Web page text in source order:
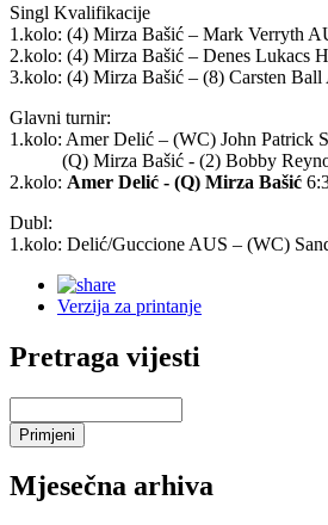
Singl Kvalifikacije
1.kolo: (4) Mirza Bašić – Mark Verryth
2.kolo: (4) Mirza Bašić – Denes Lukacs
3.kolo: (4) Mirza Bašić – (8) Carsten
Glavni turnir:
1.kolo: Amer Delić – (WC) John Patrick
(Q) Mirza Bašić - (2) Bobby
2.kolo: Amer Delić - (Q) Mirza Bašić
Dubl:
1.kolo: Delić/Guccione AUS – (WC)
Verzija za printanje
Pretraga vijesti
Mjesečna arhiva